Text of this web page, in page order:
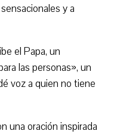
y a
el Papa, un
las personas», un
voz a quien no tiene
una oración inspirada